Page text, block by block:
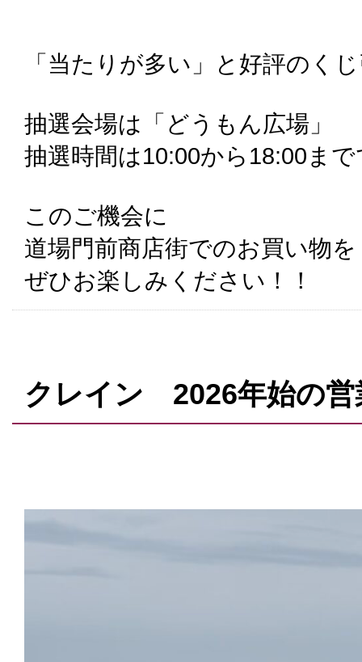
「当たりが多い」と好評のく
抽選会場は「どうもん広場」
抽選時間は10:00から18:00ま
このご機会に
道場門前商店街でのお買い物を
ぜひお楽しみください！！
クレイン 2026年始の営